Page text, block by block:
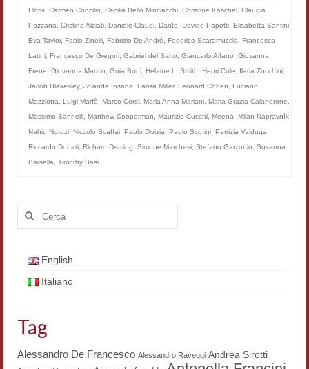
Corpus Rhythmorum Musicum
Lo studium aretino del ‘200
DIGIMED
Eurasian Latin Archive
LEAD
Master INFOTEXT
Summer School DH
Pubblicazioni
Floris Carmen Concilio Cecilia Bello Minciacchi Christine Koschel Claudia
Pozzana
Cristina Alziati Daniele Claudi Dante Davide Papotti Elisabetta Santini
Eva Taylor, Fabio Zinelli Fabrizio De André Federico Scaramuccia
Francesca
Latini Francesco De Gregori Gabriel del Sarto Giancarlo Alfano
Giovanna
Frene
Giovanna Marmo Guia Boni Helaine L. Smith Henri Cole Ilaria Zucchini
Jacob Blakesley, Jolanda Insana Larisa Miller, Leonard Cohen
Luciano
Mazziotta
Luigi Marfè Marco Corsi Maria Anna Mariani Maria Grazia Calandrone
Massimo Sannelli Matthew Cooperman Maurizio Cucchi Meena Milan Nàpravnìk
Nahid Norozi Niccolò Scaffai Paolo Divizia Paolo Scotini Patrizia Valduga
Riccardo Donati Richard Deming Simone Marchesi Stefano Garzonio
Susanna
Barsella
Timothy Basi
Cerca:
English
Italiano
Tag
Alessandro De Francesco Alessandro Raveggi Andrea Sirotti